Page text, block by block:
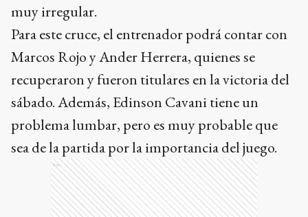
muy irregular.
Para este cruce, el entrenador podrá contar con
Marcos Rojo y Ander Herrera, quienes se
recuperaron y fueron titulares en la victoria del
sábado. Además, Edinson Cavani tiene un
problema lumbar, pero es muy probable que
sea de la partida por la importancia del juego.
Ads